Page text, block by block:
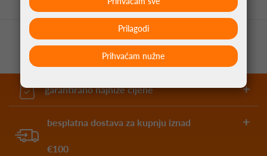
garantirano najniže cijene
besplatna dostava za kupnju iznad
€100
Prihvaćam nužne
Prilagodi